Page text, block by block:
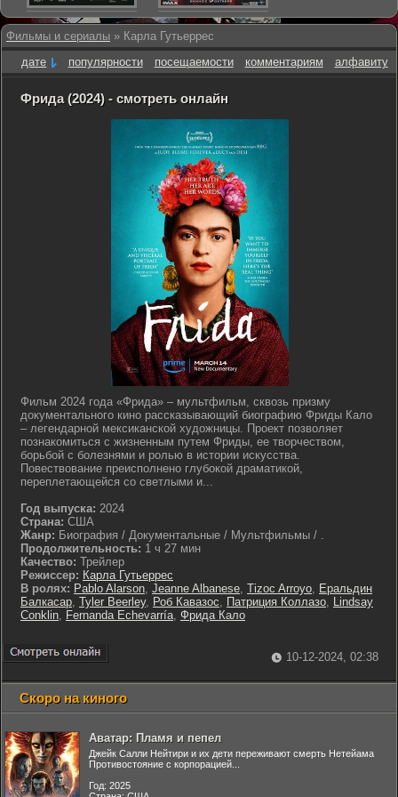
Фильмы и сериалы » Карла Гутьеррес
дате
популярности посещаемости комментариям алфавиту
Фрида (2024) - смотреть онлайн
Фильм 2024 года «Фрида» – мультфильм, сквозь призму
документального кино рассказывающий биографию Фриды Кало
– легендарной мексиканской художницы. Проект позволяет
познакомиться с жизненным путем Фриды, ее творчеством,
борьбой с болезнями и ролью в истории искусства.
Повествование преисполнено глубокой драматикой,
переплетающейся со светлыми и...
Год выпуска: 2024
Страна: США
Жанр: Биография / Документальные / Мультфильмы / .
Продолжительность: 1 ч 27 мин
Качество: Трейлер
Режиссер: Карла Гутьеррес
В ролях: Pablo Alarson, Jeanne Albanese, Tizoc Arroyo, Еральдин
Балкасар, Tyler Beerley, Роб Кавазос, Патриция Коллазо, Lindsay
Conklin, Fernanda Echevarría, Фрида Кало
10-12-2024, 02:38
Скоро на киного
Аватар: Пламя и пепел
Джейк Салли Нейтири и их дети переживают смерть Нетейама
Противостояние с корпорацией...
Год: 2025